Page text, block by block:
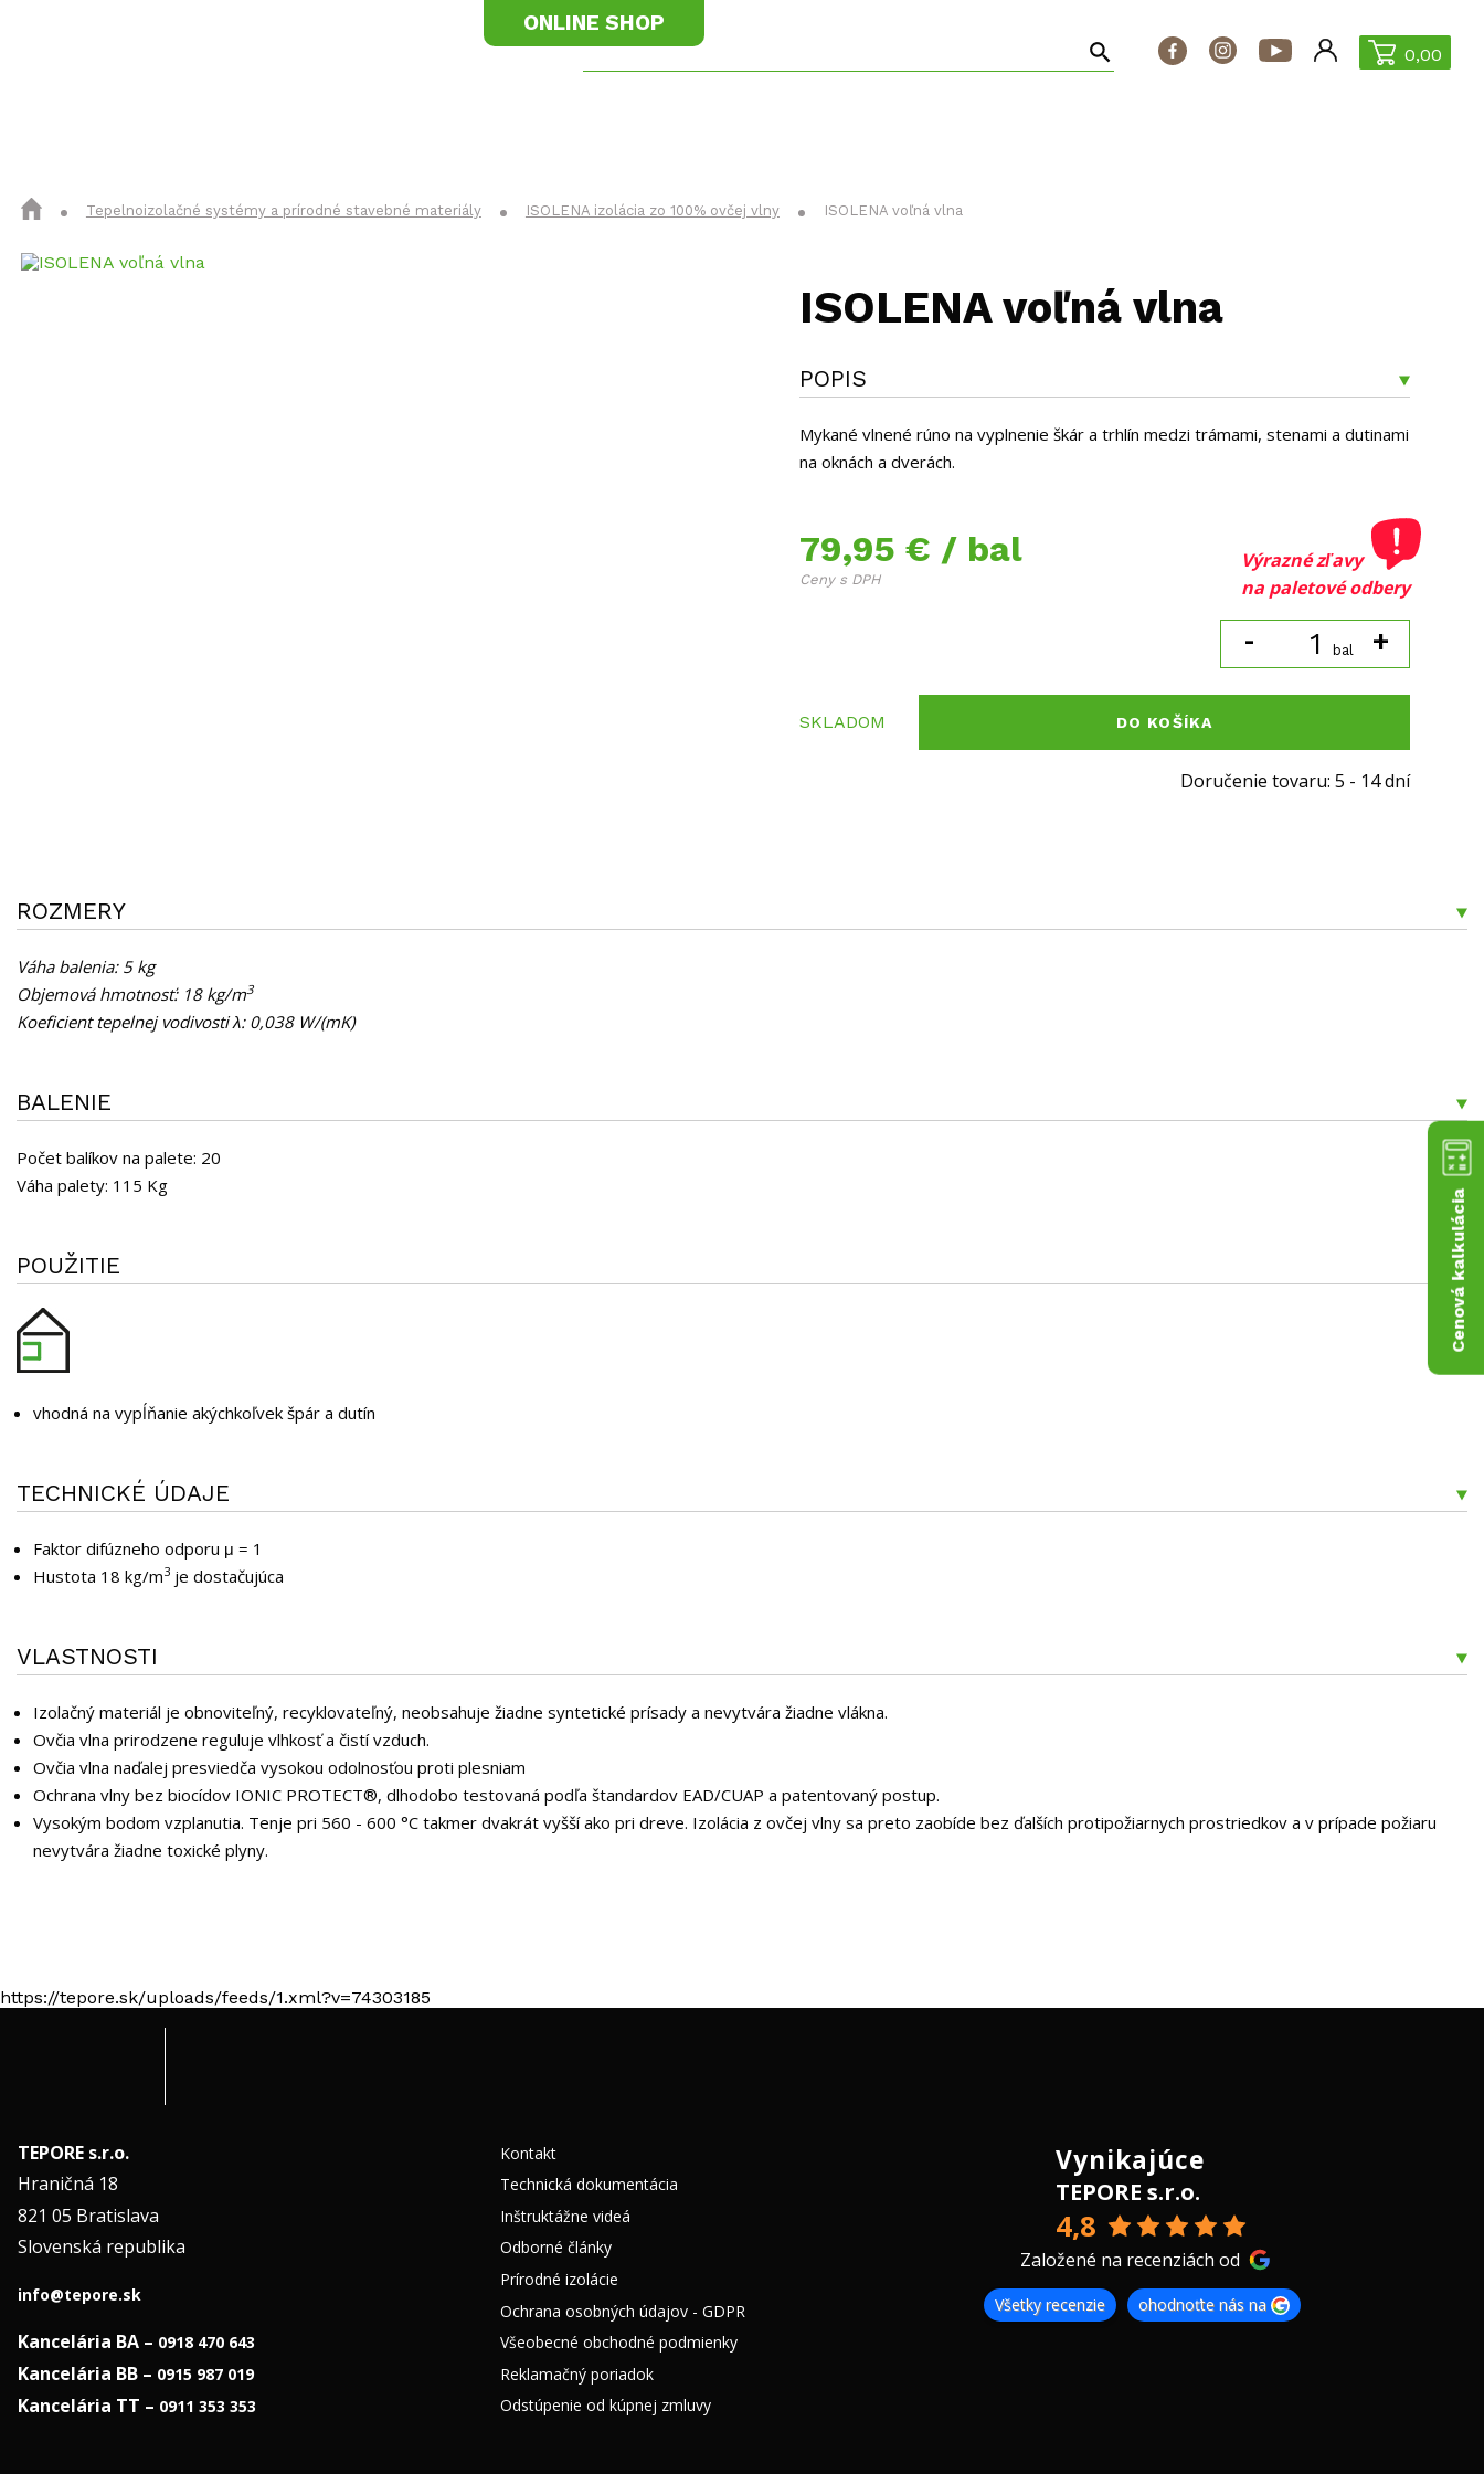
0,00
Tepelnoizolačné systémy a prírodné stavebné materiály ISOLENA izolácia zo 100% ovčej vlny ISOLENA voľná vlna
ISOLENA voľná vlna
POPIS
Mykané vlnené rúno na vyplnenie škár a trhlín medzi trámami, stenami a dutinami
na oknách a dverách.
79,95 € / bal
Ceny s DPH
Výrazné zľavy
na paletové odbery
- bal +
SKLADOM DO KOŠÍKA
Doručenie tovaru: 5 - 14 dní
ROZMERY
Váha balenia: 5 kg
Objemová hmotnosť: 18 kg/m3
Koeficient tepelnej vodivosti λ: 0,038 W/(mK)
BALENIE
Počet balíkov na palete: 20
Váha palety: 115 Kg
POUŽITIE
vhodná na vypĺňanie akýchkoľvek špár a dutín
TECHNICKÉ ÚDAJE
Faktor difúzneho odporu μ = 1
Hustota 18 kg/m3 je dostačujúca
VLASTNOSTI
Izolačný materiál je obnoviteľný, recyklovateľný, neobsahuje žiadne syntetické prísady a nevytvára žiadne vlákna.
Ovčia vlna prirodzene reguluje vlhkosť a čistí vzduch.
Ovčia vlna naďalej presviedča vysokou odolnosťou proti plesniam
Ochrana vlny bez biocídov IONIC PROTECT®, dlhodobo testovaná podľa štandardov EAD/CUAP a patentovaný postup.
Vysokým bodom vzplanutia. Tenje pri 560 - 600 °C takmer dvakrát vyšší ako pri dreve. Izolácia z ovčej vlny sa preto zaobíde bez ďalších protipožiarnych prostriedkov a v prípade požiaru
nevytvára žiadne toxické plyny.
https://tepore.sk/uploads/feeds/1.xml?v=74303185
Cenová kalkulácia
TEPORE s.r.o.
Hraničná 18
821 05 Bratislava
Slovenská republika
info@tepore.sk
Kancelária BA – 0918 470 643
Kancelária BB – 0915 987 019
Kancelária TT – 0911 353 353
Kontakt
Technická dokumentácia
Inštruktážne videá
Odborné články
Prírodné izolácie
Ochrana osobných údajov - GDPR
Všeobecné obchodné podmienky
Reklamačný poriadok
Odstúpenie od kúpnej zmluvy
Vynikajúce
TEPORE s.r.o.
4,8
Založené na recenziách od
Všetky recenzie ohodnoťte nás na
ONLINE SHOP